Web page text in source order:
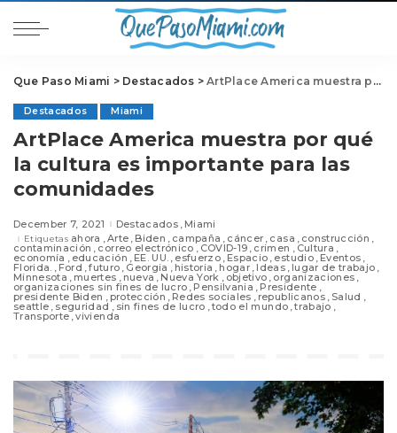
Que Paso Miami > Destacados >ArtPlace America muestra por qué la cultura es importante para las comunidades
Destacados Miami
ArtPlace America muestra por qué
la cultura es importante para las
comunidades
December 7, 2021 Destacados Miami
Etiquetas ahora Arte Biden campaña cáncer casa construcción
contaminación correo electrónico COVID-19 crimen Cultura
economía educación EE. UU. esfuerzo Espacio estudio Eventos
Florida. Ford futuro Georgia historia hogar Ideas lugar de trabajo
Minnesota muertes nueva Nueva York objetivo organizaciones
organizaciones sin fines de lucro Pensilvania Presidente
presidente Biden protección Redes sociales republicanos Salud
seattle seguridad sin fines de lucro todo el mundo trabajo
Transporte vivienda